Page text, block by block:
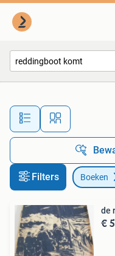
Filters Boeken
de
€